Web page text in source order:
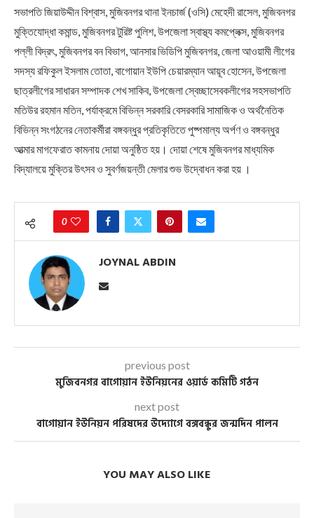
সভাপতি জিয়াউদ্দীন বিশ্বাস, মুজিবনগর থানা ইনচার্জ (ওসি) মেহেদী রাসেল, মুজিবনগর
মুক্তিযোদ্ধা কমান্ড, মুজিবনগর টুরিষ্ট পুলিশ, উপজেলা স্বাস্থ্য কমপ্লেক্স, মুজিবনগর
পল্লী বিদ্রৎ, মুজিবনগর বন বিভাগ, আনসার ভিডিপি মুজিবনগর, জেলা আওয়ামী লীগের
সদস্য রফিকুল ইসলাম তোতা, বাগোয়ান ইউপি চেয়ারম্যান আয়ূব হোসেন, উপজেলা
ছাত্রলীগের সাধারন সম্পাদক শেখ সাকিব, উপজেলা স্বেচ্ছাসেবকলীগের সহসভাপতি
মতিউর রহমান মতিন, পর্যাক্রমে বিভিন্ন সরকারি বেসরকারি সামাজিক ও অর্থনৈতিক
বিভিন্ন সংগঠনের নেতাকর্মীরা বঙ্গবন্ধুর প্রতিকৃতিতে পুষ্পমাল্য অর্পণ ও বঙ্গবন্ধুর
আত্মার মাগফেরাত কামনায় দোয়া অনুষ্ঠিত হয়। দোয়া শেষে মুজিবনগর মাধ্যমিক
বিদ্যালয়ে মুক্তির উৎসব ও সুবর্ণজয়ন্তী মেলার শুভ উদ্বোধন করা হয় ।
0
JOYNAL ABDIN
previous post
মুজিবনগর বাগোয়ান ইউনিয়নের ওয়ার্ড কমিটি গঠন
next post
বাগোয়ান ইউনিয়ন পরিষদের উদ্যোগে বঙ্গবন্ধুর জন্মদিন পালন
YOU MAY ALSO LIKE